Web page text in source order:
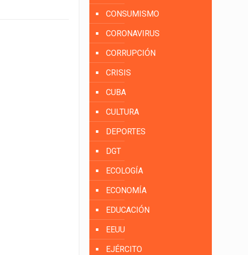
CONSUMISMO
CORONAVIRUS
CORRUPCIÓN
CRISIS
CUBA
CULTURA
DEPORTES
DGT
ECOLOGÍA
ECONOMÍA
EDUCACIÓN
EEUU
EJÉRCITO